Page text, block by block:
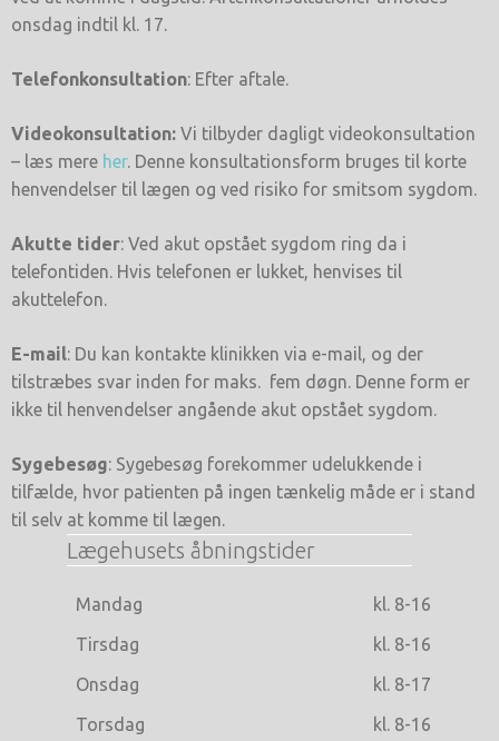
onsdag indtil kl. 17.
Telefonkonsultation: Efter aftale.
Videokonsultation: Vi tilbyder dagligt videokonsultation
– læs mere her. Denne konsultationsform bruges til korte
henvendelser til lægen og ved risiko for smitsom sygdom.
Akutte tider: Ved akut opstået sygdom ring da i
telefontiden. Hvis telefonen er lukket, henvises til
akuttelefon.
E-mail: Du kan kontakte klinikken via e-mail, og der
tilstræbes svar inden for maks. fem døgn. Denne form er
ikke til henvendelser angående akut opstået sygdom.
Sygebesøg: Sygebesøg forekommer udelukkende i
tilfælde, hvor patienten på ingen tænkelig måde er i stand
til selv at komme til lægen.
Lægehusets åbningstider
Mandag
kl. 8-16
Tirsdag
kl. 8-16
Onsdag
kl. 8-17
Torsdag
kl. 8-16